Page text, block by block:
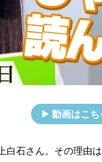
動画はこち
石さん。その理由